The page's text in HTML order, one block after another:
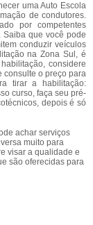
uma Auto Escola
de condutores.
por competentes
que você pode
conduzir veículos
na Zona Sul, é
considere
consulte o preço para
tirar a habilitação:
curso, faça seu pré-
depois é só
achar serviços
muito para
visar a qualidade e
são oferecidas para